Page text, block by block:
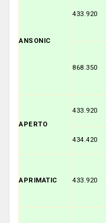
ANSONIC
433.920
868.350
APERTO
433.920
434.420
APRIMATIC 433.920